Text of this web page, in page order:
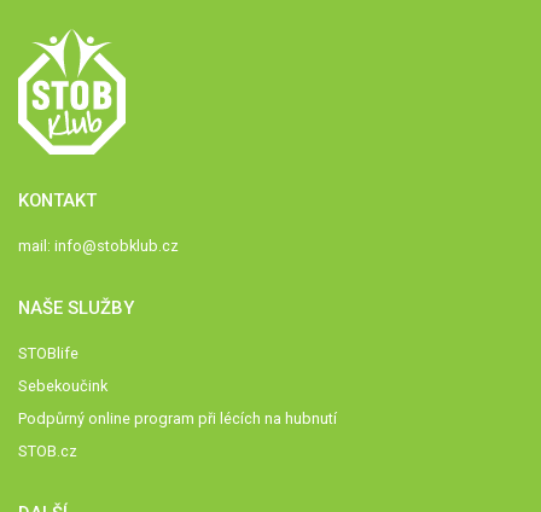
KONTAKT
mail: info@stobklub.cz
NAŠE SLUŽBY
STOBlife
Sebekoučink
Podpůrný online program při lécích na hubnutí
STOB.cz